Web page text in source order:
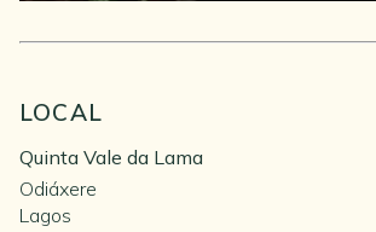
LOCAL
Quinta Vale da Lama
Odiáxere
Lagos